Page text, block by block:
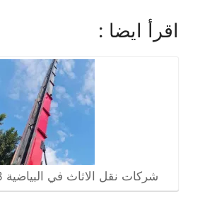
اقرأ ايضا :
شركات نقل الاثاث في البياضية 01024112733